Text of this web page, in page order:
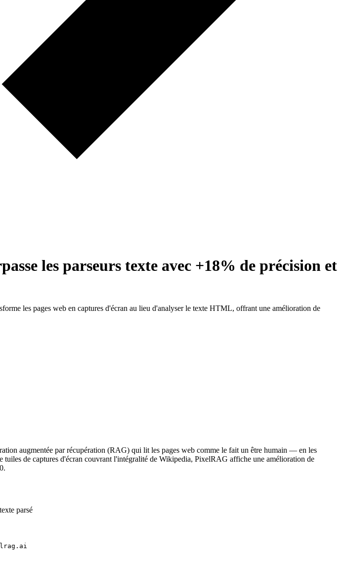
les parseurs texte avec +18% de précision et
les pages web en captures d'écran au lieu d'analyser le texte HTML, offrant une amélioration de
augmentée par récupération (RAG) qui lit les pages web comme le fait un être humain — en les
de captures d'écran couvrant l'intégralité de Wikipedia, PixelRAG affiche une amélioration de
parsé